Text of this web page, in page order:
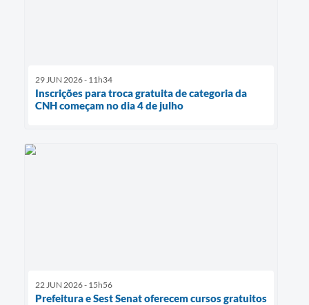
29 JUN 2026 - 11h34
Inscrições para troca gratuita de categoria da
CNH começam no dia 4 de julho
22 JUN 2026 - 15h56
Prefeitura e Sest Senat oferecem cursos gratuitos